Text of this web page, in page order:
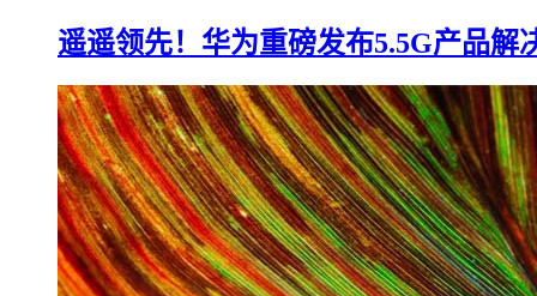
遥遥领先！华为重磅发布5.5G产品解